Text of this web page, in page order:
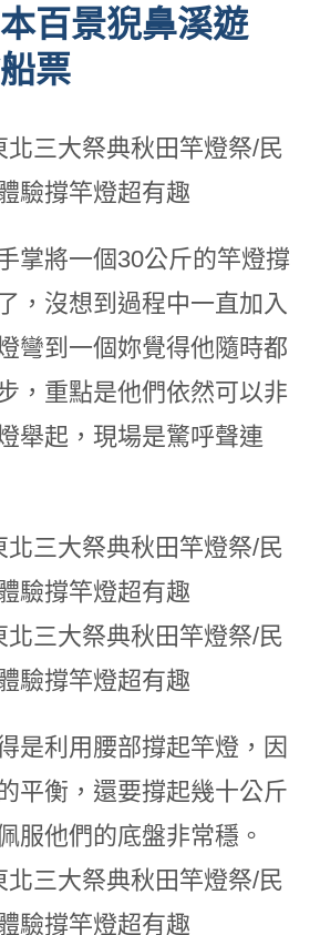
百景猊鼻溪遊
票
掌將一個30公斤的竿燈撐
，沒想到過程中一直加入
彎到一個妳覺得他隨時都
，重點是他們依然可以非
舉起，現場是驚呼聲連
是利用腰部撐起竿燈，因
平衡，還要撐起幾十公斤
服他們的底盤非常穩。